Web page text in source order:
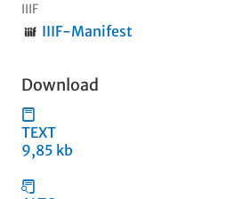
IIIF
IIIF-Manifest
Download
TEXT
9,85 kb